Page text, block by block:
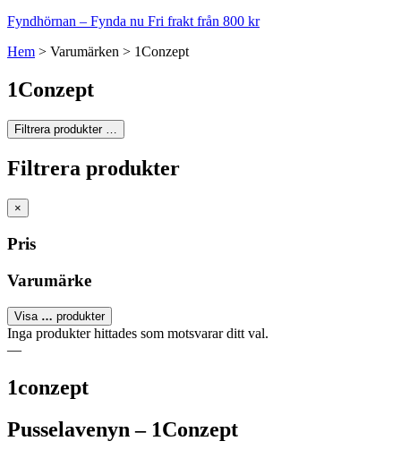
Fyndhörnan – Fynda nu Fri frakt från 800 kr
Hem > Varumärken > 1Conzept
1Conzept
Filtrera produkter …
Filtrera produkter
×
Pris
Varumärke
Visa … produkter
Inga produkter hittades som motsvarar ditt val.
—
1conzept
Pusselavenyn – 1Conzept